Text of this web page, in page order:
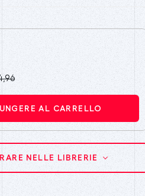
AL CARRELLO
NELLE LIBRERIE